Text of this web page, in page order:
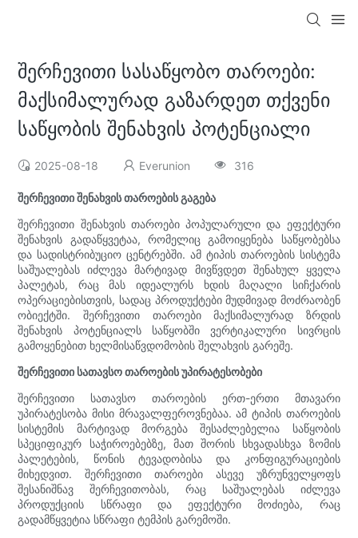
შერჩევითი სასაწყობო თაროები:
მაქსიმალურად გაზარდეთ თქვენი
საწყობის შენახვის პოტენციალი
2025-08-18 Everunion 316
შერჩევითი შენახვის თაროების გაგება
შერჩევითი შენახვის თაროები პოპულარული და ეფექტური
შენახვის გადაწყვეტაა, რომელიც გამოიყენება საწყობებსა
და სადისტრიბუციო ცენტრებში. ამ ტიპის თაროების სისტემა
საშუალებას იძლევა მარტივად მივწვდეთ შენახულ ყველა
პალეტას, რაც მას იდეალურს ხდის მაღალი სიჩქარის
ოპერაციებისთვის, სადაც პროდუქტები მუდმივად მოძრაობენ
ობიექტში. შერჩევითი თაროები მაქსიმალურად ზრდის
შენახვის პოტენციალს საწყობში ვერტიკალური სივრცის
გამოყენებით ხელმისაწვდომობის შელახვის გარეშე.
შერჩევითი სათავსო თაროების უპირატესობები
შერჩევითი სათავსო თაროების ერთ-ერთი მთავარი
უპირატესობა მისი მრავალფეროვნებაა. ამ ტიპის თაროების
სისტემის მარტივად მორგება შესაძლებელია საწყობის
სპეციფიკურ საჭიროებებზე, მათ შორის სხვადასხვა ზომის
პალეტების, წონის ტევადობისა და კონფიგურაციების
მიხედვით. შერჩევითი თაროები ასევე უზრუნველყოფს
შესანიშნავ შერჩევითობას, რაც საშუალებას იძლევა
პროდუქციის სწრაფი და ეფექტური მოძიება, რაც
გადამწყვეტია სწრაფი ტემპის გარემოში.